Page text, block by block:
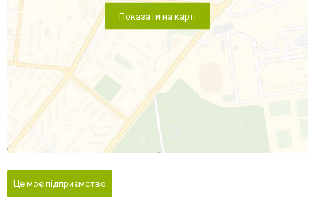
Показати на карті
Це моє підприємство